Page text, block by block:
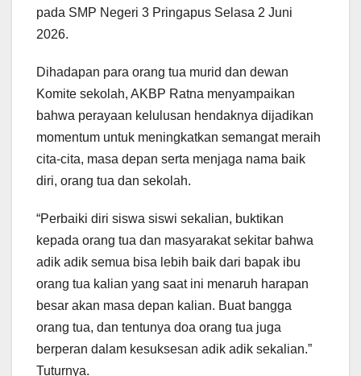
pada SMP Negeri 3 Pringapus Selasa 2 Juni
2026.
Dihadapan para orang tua murid dan dewan
Komite sekolah, AKBP Ratna menyampaikan
bahwa perayaan kelulusan hendaknya dijadikan
momentum untuk meningkatkan semangat meraih
cita-cita, masa depan serta menjaga nama baik
diri, orang tua dan sekolah.
“Perbaiki diri siswa siswi sekalian, buktikan
kepada orang tua dan masyarakat sekitar bahwa
adik adik semua bisa lebih baik dari bapak ibu
orang tua kalian yang saat ini menaruh harapan
besar akan masa depan kalian. Buat bangga
orang tua, dan tentunya doa orang tua juga
berperan dalam kesuksesan adik adik sekalian.”
Tuturnya.